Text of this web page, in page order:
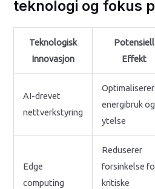
teknologi og fokus
Teknologisk
Innovasjon
Potensiell
Effekt
AI-drevet
nettverkstyring
Optimaliserer
energibruk og
ytelse
Edge
computing
Reduserer
forsinkelse
kritiske